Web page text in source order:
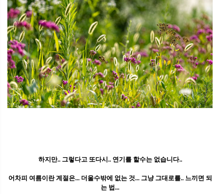
하지만.. 그렇다고 또다시.. 연기를 할수는 없습니다..
어차피 여름이란 계절은... 더울수밖에 없는 것... 그냥 그대로를.. 느끼면 되
는 법...